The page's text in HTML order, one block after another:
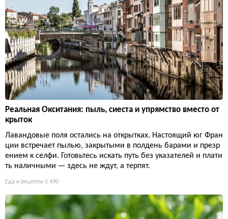
Реальная Окситания: пыль, сиеста и упрямство вместо от
крыток
Лавандовые поля остались на открытках. Настоящий юг Фран
ции встречает пылью, закрытыми в полдень барами и презр
ением к селфи. Готовьтесь искать путь без указателей и плати
ть наличными — здесь не ждут, а терпят.
Еда и рецепты 5 490